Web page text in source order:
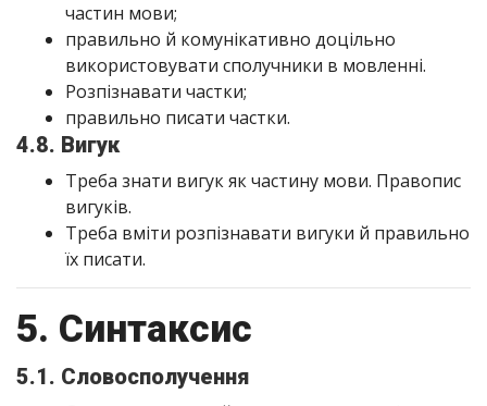
частин мови;
правильно й комунікативно доцільно
використовувати сполучники в мовленні.
Розпізнавати частки;
правильно писати частки.
4.8. Вигук
Треба знати вигук як частину мови. Правопис
вигуків.
Треба вміти розпізнавати вигуки й правильно
їх писати.
5. Синтаксис
5.1. Словосполучення